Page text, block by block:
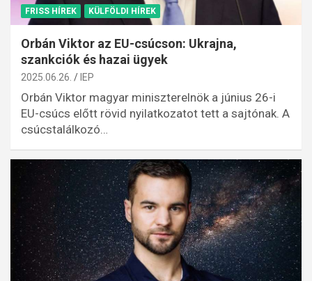
FRISS HÍREK KÜLFÖLDI HÍREK
Orbán Viktor az EU-csúcson: Ukrajna,
szankciók és hazai ügyek
2025.06.26. IEP
Orbán Viktor magyar miniszterelnök a június 26-i
EU-csúcs előtt rövid nyilatkozatot tett a sajtónak. A
csúcstalálkozó…